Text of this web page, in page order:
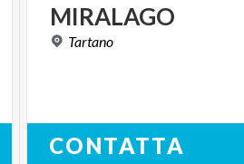
MIRALAGO
Tartano
CONTATTA